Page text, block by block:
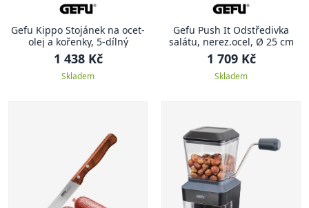
Gefu Kippo Stojánek na ocet-
olej a kořenky, 5-dílný
1 438 Kč
Skladem
Gefu Push It Odstředivka
salátu, nerez.ocel, Ø 25 cm
1 709 Kč
Skladem